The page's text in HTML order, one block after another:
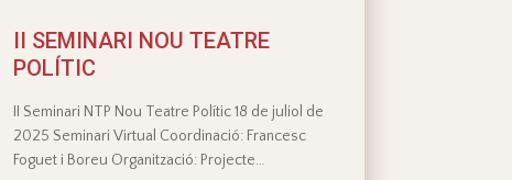
II SEMINARI NOU TEATRE
POLÍTIC
II Seminari NTP Nou Teatre Polític 18 de juliol de
2025 Seminari Virtual Coordinació: Francesc
Foguet i Boreu Organització: Projecte…